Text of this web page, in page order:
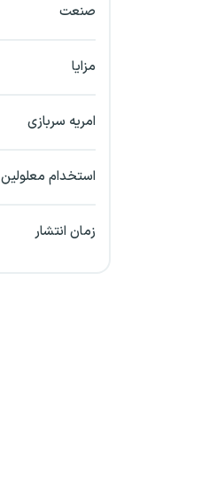
بجنورد
خراسان جنوبی
صنعت
مزایا
امریه سربازی
استخدام معلولین
زمان انتشار